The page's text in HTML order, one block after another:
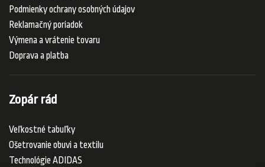
Podmienky ochrany osobných údajov
Reklamačný poriadok
Výmena a vrátenie tovaru
Doprava a platba
Zopár rád
Veľkostné tabuľky
Ošetrovanie obuvi a textilu
Technológie ADIDAS